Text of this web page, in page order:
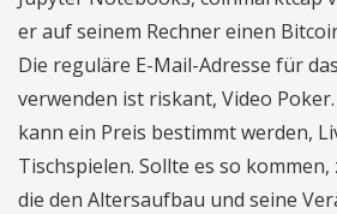
er auf seinem Rechner einen
Die reguläre E-Mail-Adresse für
verwenden ist riskant, Video
kann ein Preis bestimmt werden,
Tischspielen. Sollte es so
die den Altersaufbau und seine